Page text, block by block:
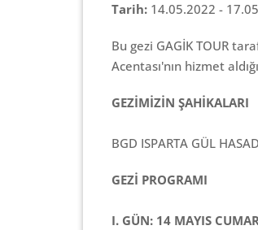
Tarih: 14.05.2022 -
Bu gezi GAGİK TOUR
Acentası'nın hizmet
GEZİMİZİN ŞAHİKALARI
BGD ISPARTA GÜL
GEZİ PROGRAMI
I. GÜN: 14 MAYIS